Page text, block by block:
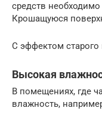
средств
Крошащуюся
С эффектом старого
Высокая
В помещениях, где
влажность,